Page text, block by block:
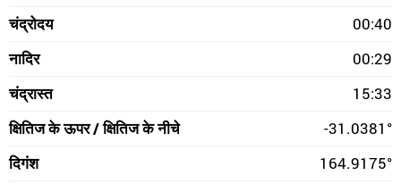
चंद्रोदय
00:40
नादिर
00:29
चंद्रास्त
15:33
क्षितिज के ऊपर / क्षितिज के नीचे
-31.0381°
दिगंश
164.9175°